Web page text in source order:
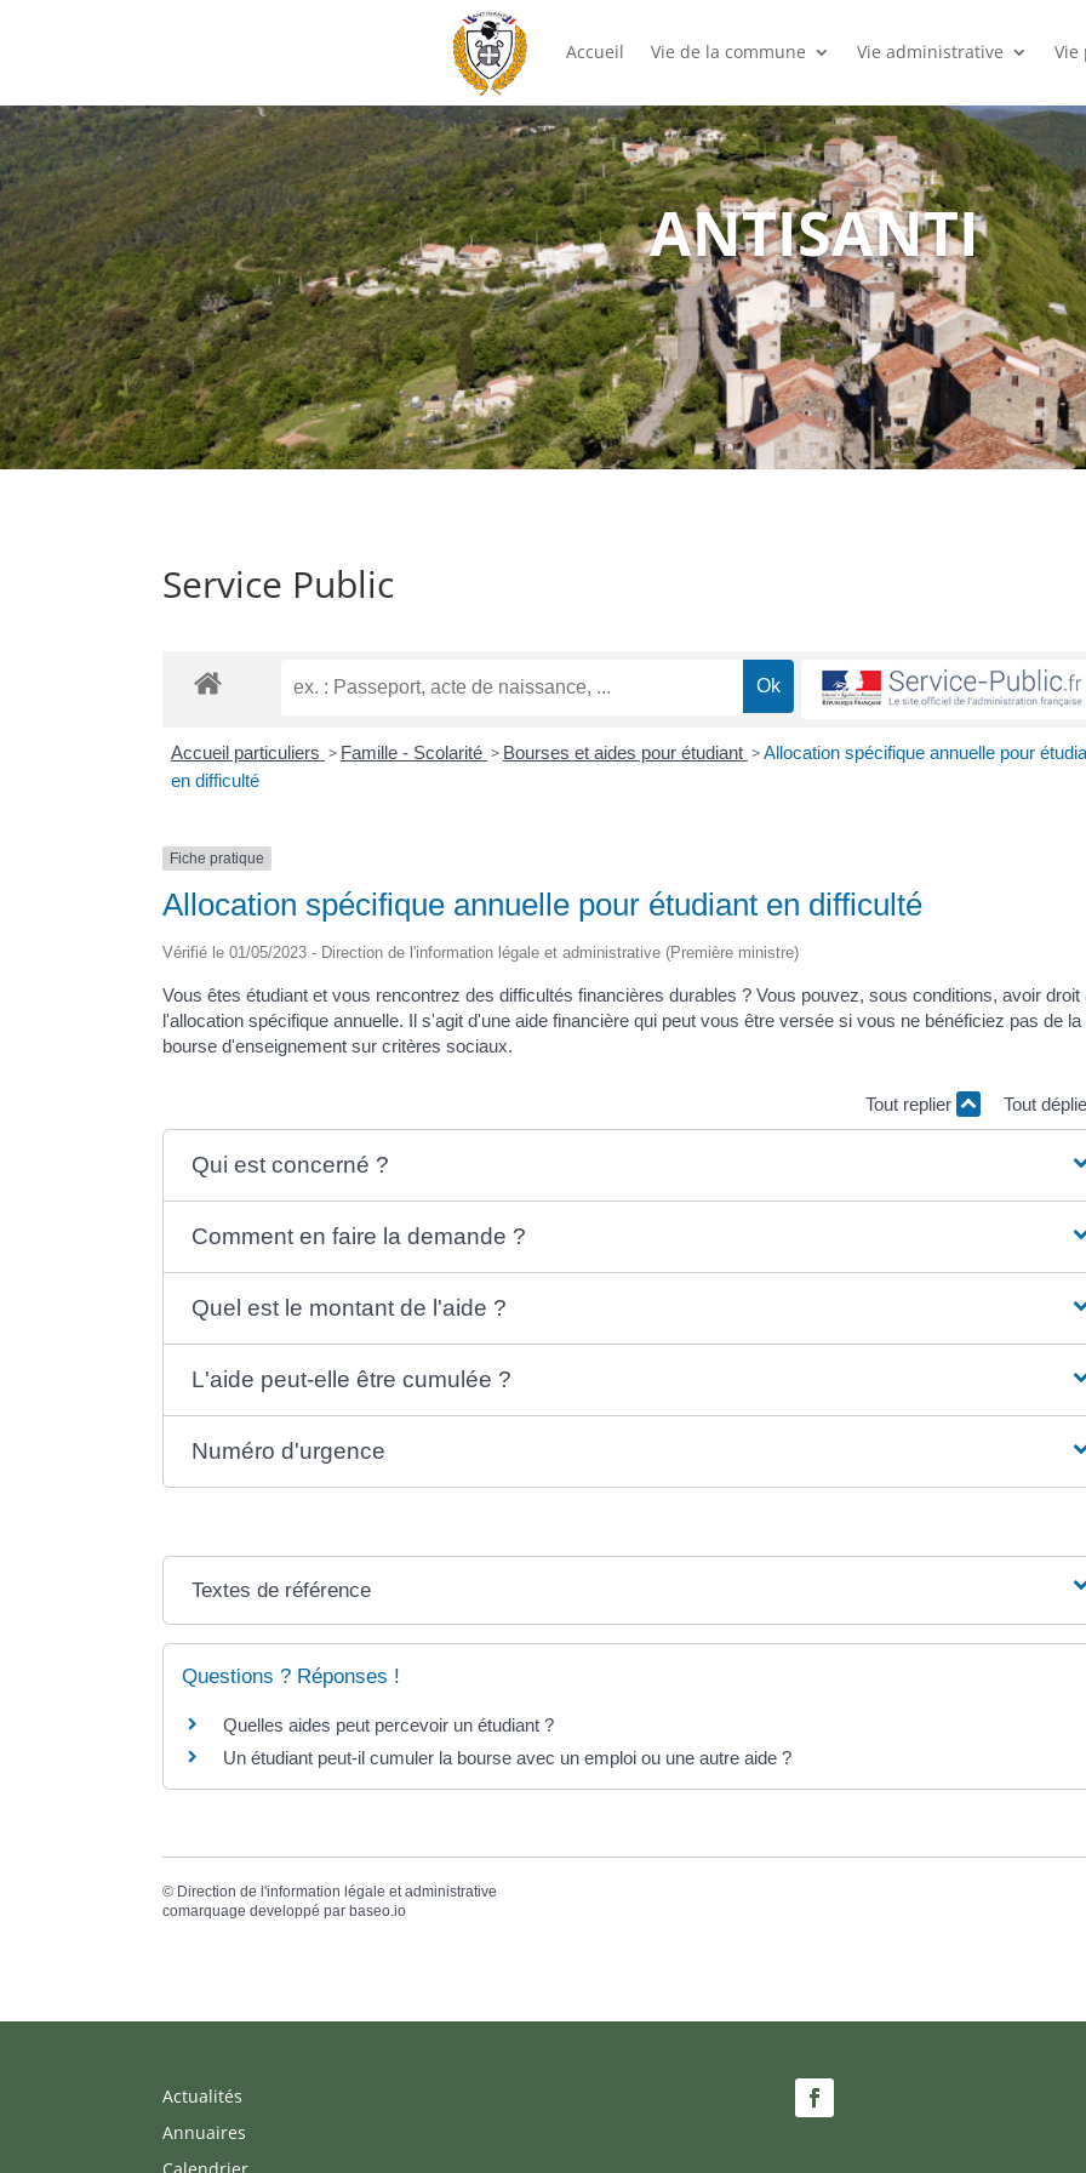
Accueil Vie de la commune Vie administrative Vie
ANTISANTI
Service Public
Accueil particuliers > Famille - Scolarité > Bourses et aides pour étudiant >Allocation spécifique annuelle pour
en difficulté
Fiche pratique
Allocation spécifique annuelle pour étudiant en difficulté
Vérifié le 01/05/2023 - Direction de l'information légale et administrative (Première ministre)
Vous êtes étudiant et vous rencontrez des difficultés financières durables ? Vous pouvez, sous conditions, avoir droit
l'allocation spécifique annuelle. Il s'agit d'une aide financière qui peut vous être versée si vous ne bénéficiez pas de la
bourse d'enseignement sur critères sociaux.
Tout replier Tout
Qui est concerné ?
Comment en faire la demande ?
Quel est le montant de l'aide ?
L'aide peut-elle être cumulée ?
Numéro d'urgence
Textes de référence
Questions ? Réponses !
Quelles aides peut percevoir un étudiant ?
Un étudiant peut-il cumuler la bourse avec un emploi ou une autre aide ?
© Direction de l'information légale et administrative
comarquage developpé parbaseo.io
Actualités
Annuaires
Calendrier